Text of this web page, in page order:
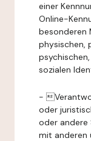
einer
Online-
besonderen
physischen,
sozialen
-
oder
oder andere
mit anderen